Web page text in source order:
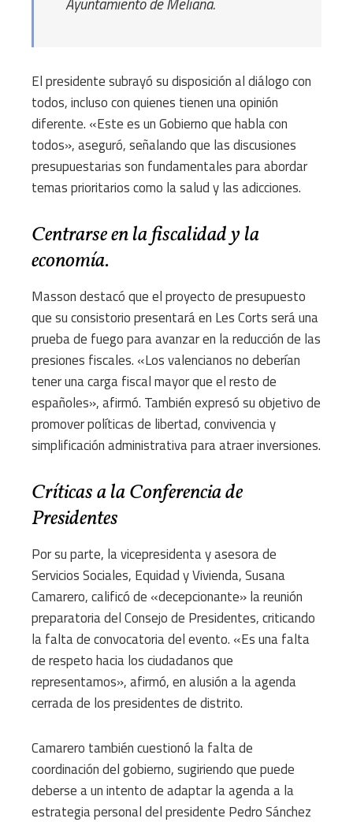
El presidente subrayó su disposición al diálogo con
todos, incluso con quienes tienen una opinión
diferente. «Este es un Gobierno que habla con
todos», aseguró, señalando que las discusiones
presupuestarias son fundamentales para abordar
temas prioritarios como la salud y las adicciones.
Centrarse en la fiscalidad y la
economía.
Masson destacó que el proyecto de presupuesto
que su consistorio presentará en Les Corts será una
prueba de fuego para avanzar en la reducción de las
presiones fiscales. «Los valencianos no deberían
tener una carga fiscal mayor que el resto de
españoles», afirmó. También expresó su objetivo de
promover políticas de libertad, convivencia y
simplificación administrativa para atraer inversiones.
Críticas a la Conferencia de
Presidentes
Por su parte, la vicepresidenta y asesora de
Servicios Sociales, Equidad y Vivienda, Susana
Camarero, calificó de «decepcionante» la reunión
preparatoria del Consejo de Presidentes, criticando
la falta de convocatoria del evento. «Es una falta
de respeto hacia los ciudadanos que
representamos», afirmó, en alusión a la agenda
cerrada de los presidentes de distrito.
Camarero también cuestionó la falta de
coordinación del gobierno, sugiriendo que puede
deberse a un intento de adaptar la agenda a la
estrategia personal del presidente Pedro Sánchez